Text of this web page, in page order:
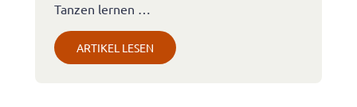
Tanzen lernen …
ARTIKEL LESEN